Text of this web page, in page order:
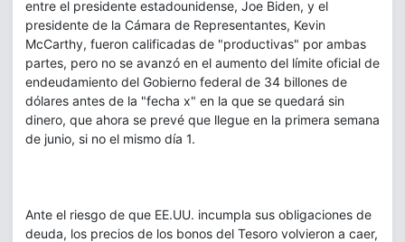
entre el presidente estadounidense, Joe Biden, y el
presidente de la Cámara de Representantes, Kevin
McCarthy, fueron calificadas de "productivas" por ambas
partes, pero no se avanzó en el aumento del límite oficial de
endeudamiento del Gobierno federal de 34 billones de
dólares antes de la "fecha x" en la que se quedará sin
dinero, que ahora se prevé que llegue en la primera semana
de junio, si no el mismo día 1.
Ante el riesgo de que EE.UU. incumpla sus obligaciones de
deuda, los precios de los bonos del Tesoro volvieron a caer,